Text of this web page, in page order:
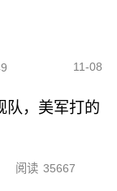
11-08
队，美军打的
阅读 35667